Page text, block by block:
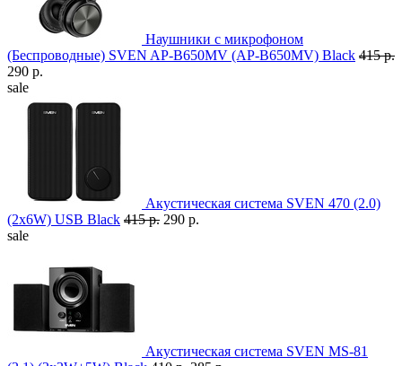
Наушники с микрофоном
(Беспроводные) SVEN AP-B650MV (AP-B650MV) Black 415 р.
290 р.
sale
Акустическая система SVEN 470 (2.0)
(2x6W) USB Black 415 р. 290 р.
sale
Акустическая система SVEN MS-81